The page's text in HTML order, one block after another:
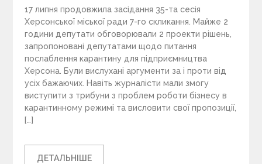
17 липня продовжила засідання 35-та сесія
Херсонської міської ради 7-го скликання. Майже 2
години депутати обговорювали 2 проекти рішень,
запропоновані депутатами щодо питання
послаблення карантину для підприємництва
Херсона. Були вислухані аргументи за і проти від
усіх бажаючих. Навіть журналісти мали змогу
виступити з трибуни з проблем роботи бізнесу в
карантинному режимі та висловити свої пропозиції,
[…]
ДЕТАЛЬНІШЕ